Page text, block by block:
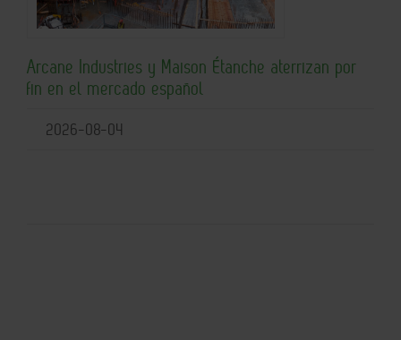
Arcane Industries y Maison Étanche aterrizan por
fin en el mercado español
2026-08-04